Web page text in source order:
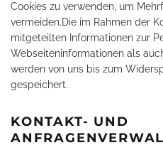
Cookies zu verwenden, um
vermeiden.Die im Rahmen der
mitgeteilten Informationen zur
Webseiteninformationen als
werden von uns bis zum
gespeichert.
KONTAKT- UND